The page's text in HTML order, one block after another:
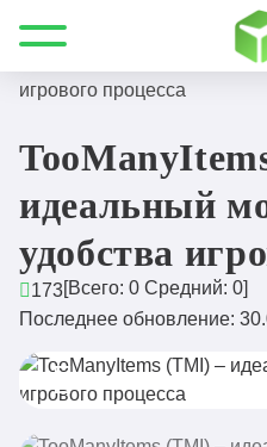
Все для Minecraft
TooManyItems (TMI) –
игрового процесса
идеальный
удобства
173[Всего: 0 Средний: 0]
Последнее обновление: